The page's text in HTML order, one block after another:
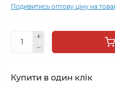
Подивитись оптову ціну на
Купити в один клік